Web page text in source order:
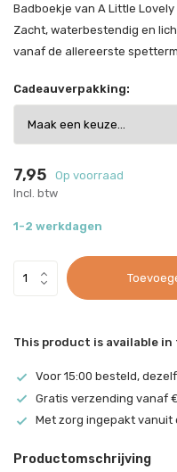
Badboekje van A Little
Zacht, waterbestendig en
vanaf de allereerste
Cadeauverpakking:
7,95
Op voorraad
Incl. btw
1-2 werkdagen
This product is available
Voor 15:00 besteld,
Gratis verzending vanaf
Met zorg ingepakt
Productomschrijving